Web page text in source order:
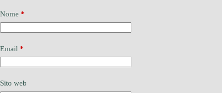
Nome *
Email *
Sito web